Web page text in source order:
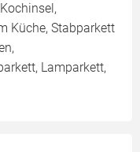
Küche, Stabparkett
Lamparkett,